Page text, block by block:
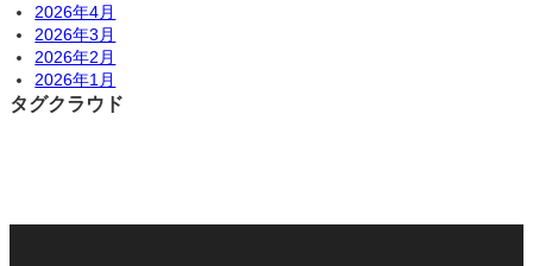
2026年4月
2026年3月
2026年2月
2026年1月
タグクラウド